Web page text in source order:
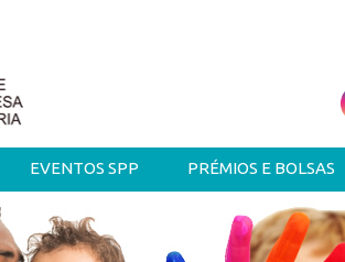
EVENTOS SPP PRÉMIOS E BOLSAS